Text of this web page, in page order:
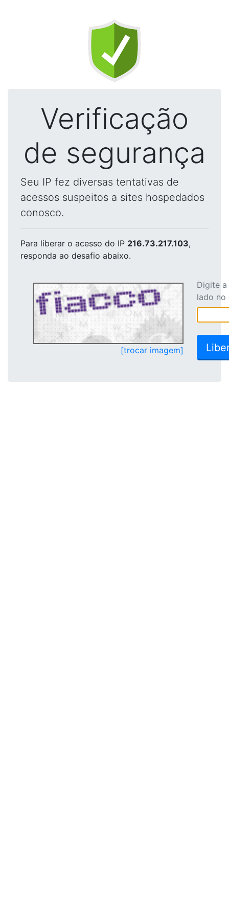
Verificação
de segurança
Seu IP fez diversas tentativas de
acessos suspeitos a sites hospedados
conosco.
Para liberar o acesso do IP 216.73.217.103,
responda ao desafio abaixo.
[trocar imagem]
Digite
lado no